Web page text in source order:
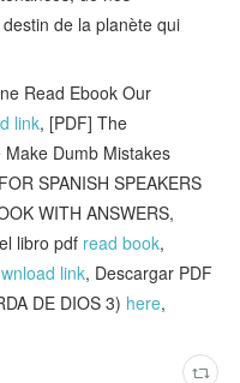
de la planète qui
Read Ebook Our
link, [PDF] The
Dumb Mistakes
SPANISH SPEAKERS
WITH ANSWERS,
libro pdf read book,
link, Descargar PDF
DE DIOS 3) here,